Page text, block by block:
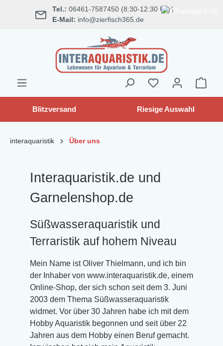
springen Tel.: 06461-7587450 (8:30-12:30 Uhr)
E-Mail: info@zierfisch365.de
Blitzversand Riesige Auswahl
interaquaristik Über uns
Interaquaristik.de und
Garnelenshop.de
Süßwasseraquaristik und
Terraristik auf hohem Niveau
Mein Name ist Oliver Thielmann, und ich bin
der Inhaber von www.interaquaristik.de, einem
Online-Shop, der sich schon seit dem 3. Juni
2003 dem Thema Süßwasseraquaristik
widmet. Vor über 30 Jahren habe ich mit dem
Hobby Aquaristik begonnen und seit über 22
Jahren aus dem Hobby einen Beruf gemacht.